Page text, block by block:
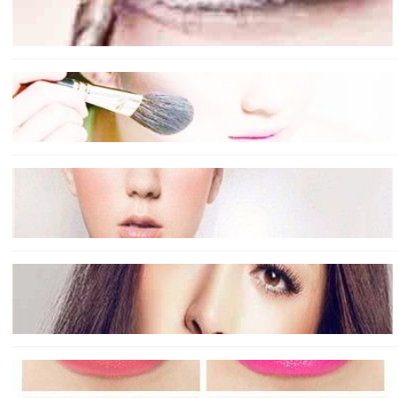
粉底液的使用
粉底液一定要根据肤质和肤色进行选择，如果你购买的
乳液，混合均匀之后在涂抹在面部，这样就不容易出现